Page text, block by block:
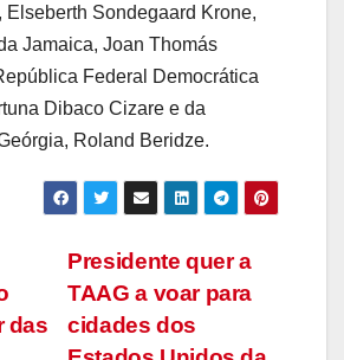
Elseberth Sondegaard Krone,
Jamaica, Joan Thomás
Federal Democrática
Dibaco Cizare e da
Roland Beridze.
Presidente quer a
TAAG a voar para
cidades dos
das